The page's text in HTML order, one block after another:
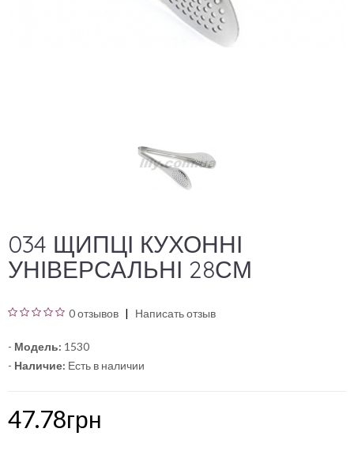
034 ЩИПЦІ КУХОННІ
УНІВЕРСАЛЬНІ 28СМ
0 отзывов Написать отзыв
- Модель: 1530
- Наличие: Есть в наличии
47.78грн